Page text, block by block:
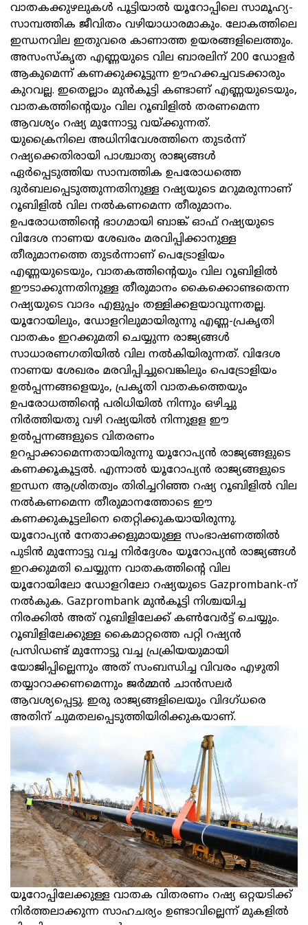
വാതകക്കുഴലുകള്‍ പൂട്ടിയാല്‍ യൂറോപ്പിലെ സാമൂഹ്യ-
സാമ്പത്തിക ജീവിതം വഴിയാധാരമാകും. ലോകത്തിലെ
ഇന്ധനവില ഇതുവരെ കാണാത്ത ഉയരങ്ങളിലെത്തും.
അസംസ്‌കൃത എണ്ണയുടെ വില ബാരലിന് 200 ഡോളര്‍
ആകുമെന്ന് കണക്കുക്കൂട്ടുന്ന ഊഹക്കച്ചവടക്കാരും
കുറവല്ല. ഇതെല്ലാം മുന്‍കൂട്ടി കണ്ടാണ് എണ്ണയുടെയും,
വാതകത്തിന്റെയും വില റൂബിളില്‍ തരണമെന്ന
ആവശ്യം റഷ്യ മുന്നോട്ടു വയ്ക്കുന്നത്.
യുക്രൈനിലെ അധിനിവേശത്തിനെ തുടര്‍ന്ന്
റഷ്യക്കെതിരായി പാശ്ചാത്യ രാജ്യങ്ങള്‍
ഏര്‍പ്പെടുത്തിയ സാമ്പത്തിക ഉപരോധത്തെ
ദുര്‍ബലപ്പെടുത്തുന്നതിനുള്ള റഷ്യയുടെ മറുമരുന്നാണ്
റൂബിളില്‍ വില നല്‍കണമെന്ന തീരുമാനം.
ഉപരോധത്തിന്റെ ഭാഗമായി ബാങ്ക് ഓഫ് റഷ്യയുടെ
വിദേശ നാണയ ശേഖരം മരവിപ്പിക്കാനുള്ള
തീരുമാനത്തെ തുടര്‍ന്നാണ് പെട്രോളിയം
എണ്ണയുടെയും, വാതകത്തിന്റെയും വില റൂബിളില്‍
ഈടാക്കുന്നതിനുള്ള തീരുമാനം കൈക്കൊണ്ടതെന്ന
റഷ്യയുടെ വാദം എളുപ്പം തള്ളിക്കളയാവുന്നതല്ല.
യൂറോയിലും, ഡോളറിലുമായിരുന്നു എണ്ണ-പ്രകൃതി
വാതകം ഇറക്കുമതി ചെയ്യുന്ന രാജ്യങ്ങള്‍
സാധാരണഗതിയില്‍ വില നല്‍കിയിരുന്നത്. വിദേശ
നാണയ ശേഖരം മരവിപ്പിച്ചുവെങ്കിലും പെട്രോളിയം
ഉല്‍പ്പന്നങ്ങളെയും, പ്രകൃതി വാതകത്തെയും
ഉപരോധത്തിന്റെ പരിധിയില്‍ നിന്നും ഒഴിച്ചു
നിര്‍ത്തിയതു വഴി റഷ്യയില്‍ നിന്നുളള ഈ
ഉല്‍പ്പന്നങ്ങളുടെ വിതരണം
ഉറപ്പാക്കാമെന്നതായിരുന്നു യൂറോപ്യന്‍ രാജ്യങ്ങളുടെ
കണക്കൂകൂട്ടല്‍. എന്നാല്‍ യൂറോപ്യന്‍ രാജ്യങ്ങളുടെ
ഇന്ധന ആശ്രിതത്വം തിരിച്ചറിഞ്ഞ റഷ്യ റൂബിളില്‍ വില
നല്‍കണമെന്ന തീരുമാനത്തോടെ ഈ
കണക്കുകൂട്ടലിനെ തെറ്റിക്കുകയായിരുന്നു.
യൂറോപ്യന്‍ നേതാക്കളുമായുള്ള സംഭാഷണത്തില്‍
പുടിന്‍ മുന്നോട്ടു വച്ച നിര്‍ദ്ദേശം യൂറോപ്യന്‍ രാജ്യങ്ങള്‍
ഇറക്കുമതി ചെയ്യുന്ന വാതകത്തിന്റെ വില
യൂറോയിലോ ഡോളറിലോ റഷ്യയുടെ Gazprombank-ന്
നല്‍കുക. Gazprombank മുന്‍കൂട്ടി നിശ്ചയിച്ച
നിരക്കില്‍ അത് റൂബിളിലേക്ക് കണ്‍വേര്‍ട്ട് ചെയ്യും.
റൂബിളിലേക്കുള്ള കൈമാറ്റത്തെ പറ്റി റഷ്യന്‍
പ്രസിഡണ്ട് മുന്നോട്ടു വച്ച പ്രക്രിയയുമായി
യോജിപ്പില്ലെന്നും അത് സംബന്ധിച്ച വിവരം എഴുതി
തയ്യാറാക്കണമെന്നും ജര്‍മ്മന്‍ ചാന്‍സലര്‍
ആവശ്യപ്പെട്ടു. ഇരു രാജ്യങ്ങളിലെയും വിദഗ്ധരെ
അതിന് ചുമതലപ്പെടുത്തിയിരിക്കുകയാണ്.
യൂറോപ്പിലേക്കുള്ള വാതക വിതരണം റഷ്യ ഒറ്റയടിക്ക്
നിര്‍ത്തലാക്കുന്ന സാഹചര്യം ഉണ്ടാവില്ലെന്ന് മുകളില്‍